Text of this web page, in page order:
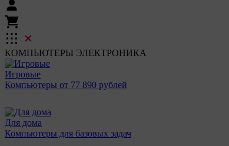
КОМПЬЮТЕРЫ ЭЛЕКТРОНИКА
Игровые
Компьютеры от 77 890 рублей
Для дома
Компьютеры для базовых задач